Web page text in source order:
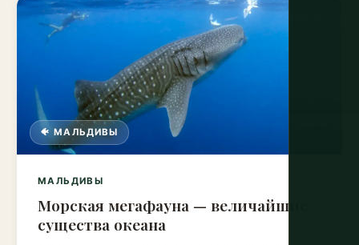
🐠 МАЛЬДИВЫ
МАЛЬДИВЫ
Морская мегафауна — величайшие
существа океана